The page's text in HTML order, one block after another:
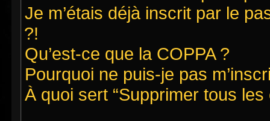
Je m’étais déjà inscrit par le
?!
Qu’est-ce que la COPPA ?
Pourquoi ne puis-je pas
À quoi sert “Supprimer tous